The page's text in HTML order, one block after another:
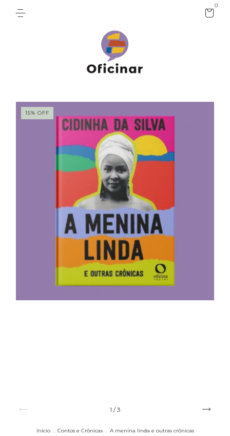
0
15% OFF
1 /3
Início . Contos e Crônicas . A menina linda e outras crônicas